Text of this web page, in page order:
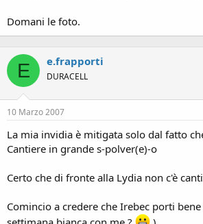
Domani le foto.
E e.frapporti
DURACELL
10 Marzo 2007
La mia invidia è mitigata solo dal fatto
Cantiere in grande s-polver(e)-o
Certo che di fronte alla Lydia non c'è
Comincio a credere che Irebec porti